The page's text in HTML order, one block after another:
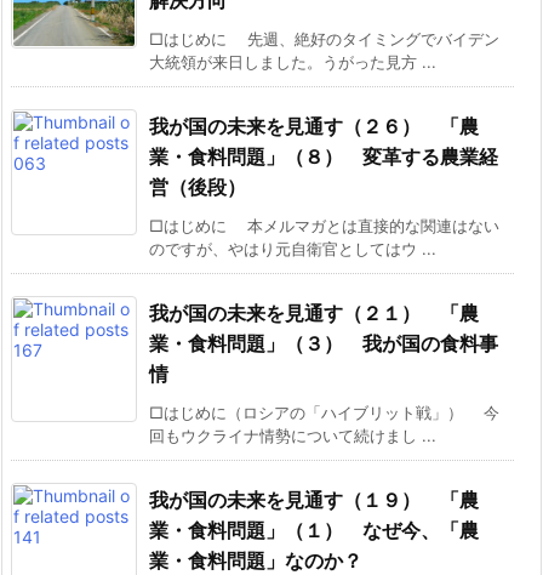
□はじめに 先週、絶好のタイミングでバイデン
大統領が来日しました。うがった見方 ...
我が国の未来を見通す（２６） 「農
業・食料問題」（８） 変革する農業経
営（後段）
□はじめに 本メルマガとは直接的な関連はない
のですが、やはり元自衛官としてはウ ...
我が国の未来を見通す（２１） 「農
業・食料問題」（３） 我が国の食料事
情
□はじめに（ロシアの「ハイブリット戦」） 今
回もウクライナ情勢について続けまし ...
我が国の未来を見通す（１９） 「農
業・食料問題」（１） なぜ今、「農
業・食料問題」なのか？